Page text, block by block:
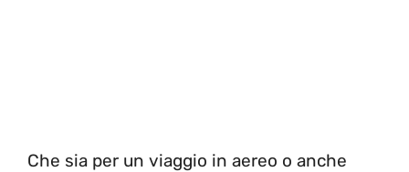
Che sia per un viaggio in aereo o anche